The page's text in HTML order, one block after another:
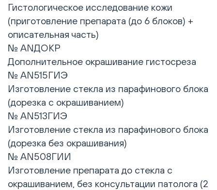
Гистологическое исследование кожи
(приготовление препарата (до 6 блоков) +
описательная часть)
№ ANДОКР
Дополнительное окрашивание гистосреза
№ AN515ГИЭ
Изготовление стекла из парафинового блока
(дорезка с окрашиванием)
№ AN513ГИЭ
Изготовление стекла из парафинового блока
(дорезка без окрашивания)
№ AN508ГИИ
Изготовление препарата до стекла с
окрашиванием, без консультации патолога (2